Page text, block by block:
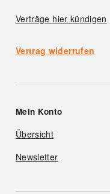
Verträge hier kündigen
Vertrag widerrufen
Mein Konto
Übersicht
Newsletter